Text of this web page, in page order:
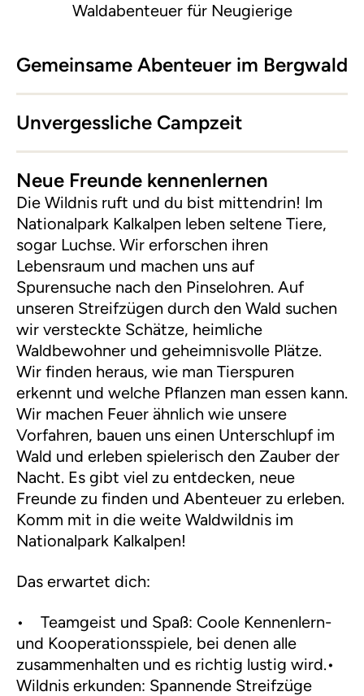
Waldabenteuer für Neugierige
Gemeinsame Abenteuer im Bergwald
Unvergessliche Campzeit
Neue Freunde kennenlernen
Die Wildnis ruft und du bist mittendrin! Im
Nationalpark Kalkalpen leben seltene Tiere,
sogar Luchse. Wir erforschen ihren
Lebensraum und machen uns auf
Spurensuche nach den Pinselohren. Auf
unseren Streifzügen durch den Wald suchen
wir versteckte Schätze, heimliche
Waldbewohner und geheimnisvolle Plätze.
Wir finden heraus, wie man Tierspuren
erkennt und welche Pflanzen man essen kann.
Wir machen Feuer ähnlich wie unsere
Vorfahren, bauen uns einen Unterschlupf im
Wald und erleben spielerisch den Zauber der
Nacht. Es gibt viel zu entdecken, neue
Freunde zu finden und Abenteuer zu erleben.
Komm mit in die weite Waldwildnis im
Nationalpark Kalkalpen!
Das erwartet dich:
• Teamgeist und Spaß: Coole Kennenlern-
und Kooperationsspiele, bei denen alle
zusammenhalten und es richtig lustig wird.•
Wildnis erkunden: Spannende Streifzüge